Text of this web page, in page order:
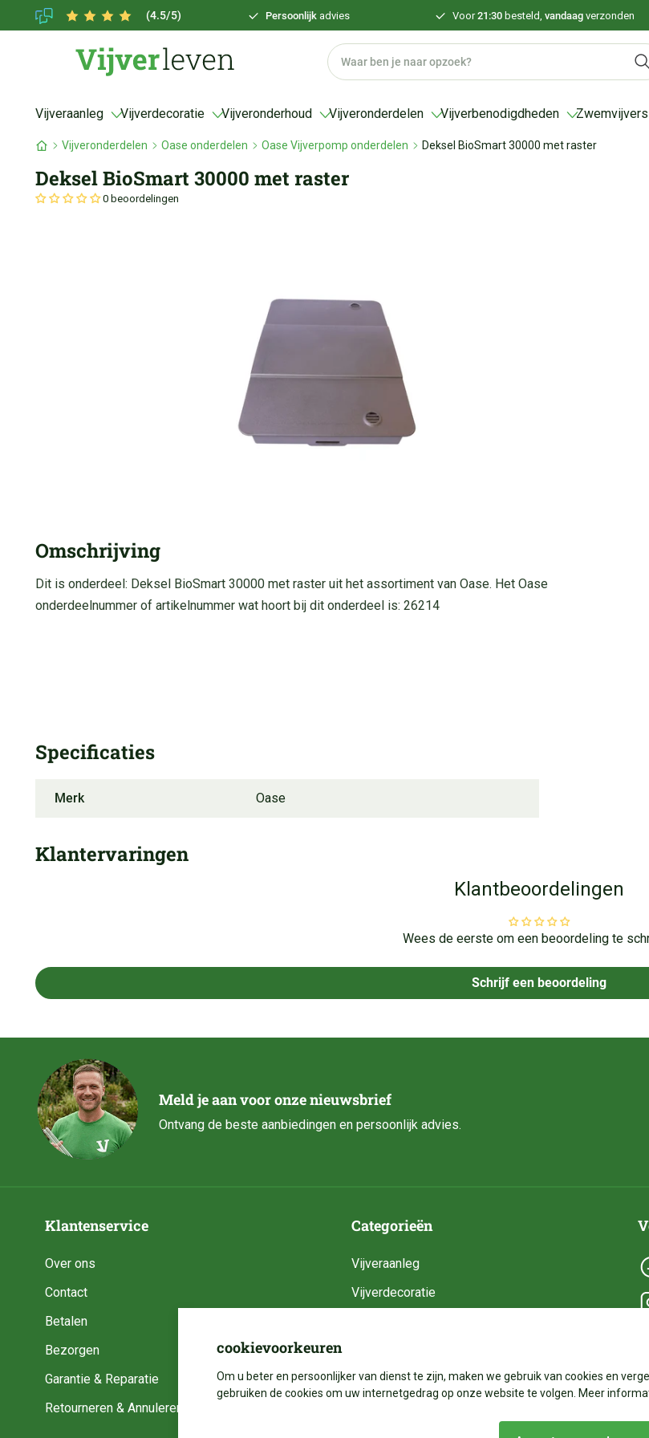
(4.5/5) Persoonlijk advies Voor21:30 besteld,vandaagverzonden
Vijveraanleg Vijverdecoratie Vijveronderhoud Vijveronderdelen Vijverbenodigdheden Zwemvijvers
Vijveronderdelen Oase onderdelen Oase Vijverpomp onderdelen Deksel BioSmart 30000 met raster
Deksel BioSmart 30000 met raster
0 beoordelingen
Omschrijving
Dit is onderdeel: Deksel BioSmart 30000 met raster uit het assortiment van Oase. Het Oase
onderdeelnummer of artikelnummer wat hoort bij dit onderdeel is: 26214
Specificaties
Merk Oase
Klantervaringen
Klantbeoordelingen
Wees de eerste om een beoordeling te
Schrijf een beoordeling
Meld je aan voor onze nieuwsbrief
Ontvang de beste aanbiedingen en persoonlijk advies.
Klantenservice
Over ons
Contact
Betalen
Bezorgen
Garantie & Reparatie
Retourneren & Annuleren
Categorieën
Vijveraanleg
Vijverdecoratie
Vijverbenodigdheden
cookievoorkeuren
Om u beter en persoonlijker van dienst te zijn, maken we gebruik van cookies en
gebruiken de cookies om uw internetgedrag op onze website te volgen. Meer